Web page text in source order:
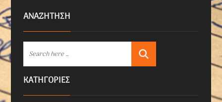
ΑΝΑΖΗΤΗΣΗ
KΑΤΗΓΟΡΊΕΣ